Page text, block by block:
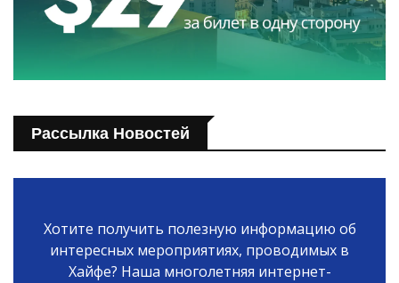
Рассылка Новостей
Хотите получить полезную информацию об
интересных мероприятиях, проводимых в
Хайфе? Наша многолетняя интернет-